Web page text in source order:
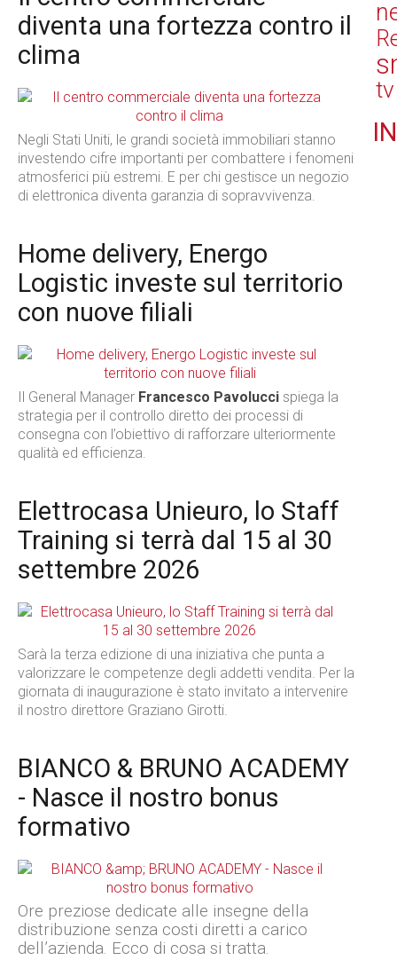
diventa una fortezza contro il
clima
Negli Stati Uniti, le grandi società immobiliari stanno
investendo cifre importanti per combattere i fenomeni
atmosferici più estremi. E per chi gestisce un negozio
di elettronica diventa garanzia di sopravvivenza.
Home delivery, Energo
Logistic investe sul territorio
con nuove filiali
Il General Manager Francesco Pavolucci spiega la
strategia per il controllo diretto dei processi di
consegna con l’obiettivo di rafforzare ulteriormente
qualità ed efficienza.
Elettrocasa Unieuro, lo Staff
Training si terrà dal 15 al 30
settembre 2026
Sarà la terza edizione di una iniziativa che punta a
valorizzare le competenze degli addetti vendita. Per la
giornata di inaugurazione è stato invitato a intervenire
il nostro direttore Graziano Girotti.
BIANCO & BRUNO ACADEMY
- Nasce il nostro bonus
formativo
Ore preziose dedicate alle insegne della
distribuzione senza costi diretti a carico
dell’azienda. Ecco di cosa si tratta.
tv
IN